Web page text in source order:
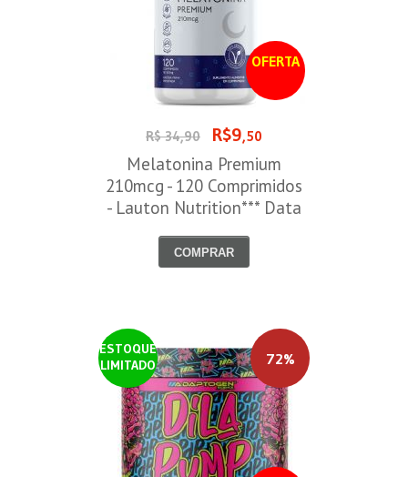
OFERTA
R$ 34,90 R$9,50
Melatonina Premium
210mcg - 120 Comprimidos
- Lauton Nutrition*** Data
COMPRAR
ESTOQUE
LIMITADO
72%